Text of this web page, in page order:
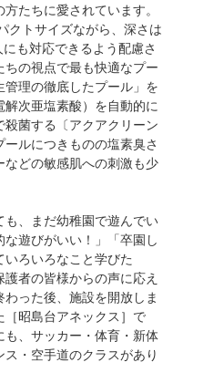
たちに愛されています。
クトサイズながら、深さは
も対応できるよう配慮さ
の視点で最も快適なプー
管理の徹底したプール」を
次亜塩素酸）を自動的に
菌する〔アクアクリーン
ルにつきものの塩素臭さ
などの敏感肌への刺激も少
も、まだ幼稚園で遊んでい
遊びがいい！」「卒園し
ろいろなこと学びた
者の皆様からの声に応え
った後、施設を開放しま
［昭島台アネックス］で
も、サッカー・体育・新体
・空手道のクラスがあり